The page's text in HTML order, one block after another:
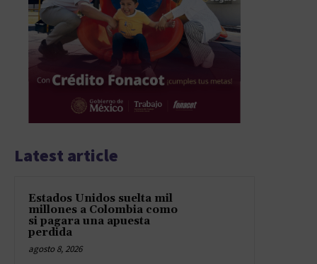
Latest article
Estados Unidos suelta mil
millones a Colombia como
si pagara una apuesta
perdida
agosto 8, 2026